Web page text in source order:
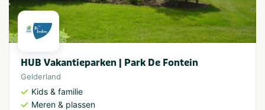
HUB Vakantieparken | Park De Fontein
Gelderland
Kids & familie
Meren & plassen